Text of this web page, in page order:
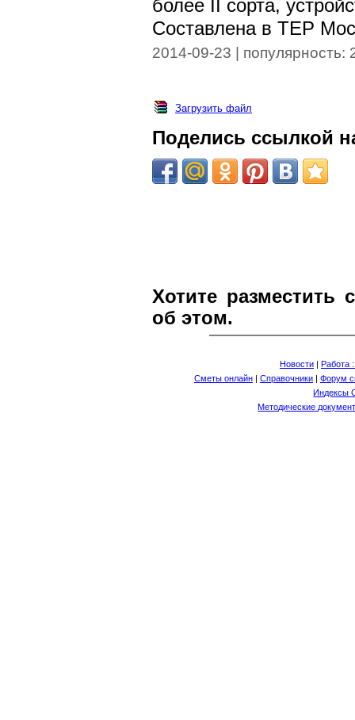
более II сорта,
Составлена в ТЕР
2014-09-23 | популярность:
Загрузить файл
Поделись ссылкой
Хотите
об этом.
Новости | Работа
Сметы онлайн | Справочники | Форум
Индексы
Методические